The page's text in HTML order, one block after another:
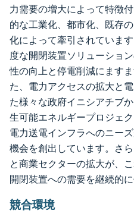
力需要の増大によって特徴
的な工業化、都市化、既存
化によって牽引されていま
度な開閉装置ソリューショ
性の向上と停電削減にます
た、電力アクセスの拡大と
た様々な政府イニシアチブ
生可能エネルギープロジェ
電力送電インフラへのニー
機会を創出しています。さ
と商業セクターの拡大が、
開閉装置への需要を継続的に
競合環境